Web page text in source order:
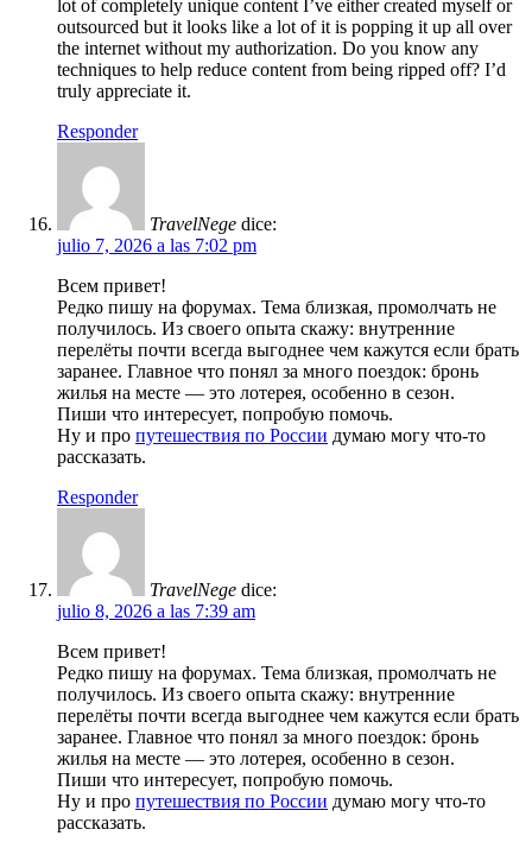
lot of completely unique content I’ve either created myself or
outsourced but it looks like a lot of it is popping it up all over
the internet without my authorization. Do you know any
techniques to help reduce content from being ripped off? I’d
truly appreciate it.
Responder
TravelNege dice:
julio 7, 2026 a las 7:02 pm
Всем привет!
Редко пишу на форумах. Тема близкая, промолчать не
получилось. Из своего опыта скажу: внутренние
перелёты почти всегда выгоднее чем кажутся если брать
заранее. Главное что понял за много поездок: бронь
жилья на месте — это лотерея, особенно в сезон.
Пиши что интересует, попробую помочь.
Ну и про путешествия по России думаю могу что-то
рассказать.
Responder
TravelNege dice:
julio 8, 2026 a las 7:39 am
Всем привет!
Редко пишу на форумах. Тема близкая, промолчать не
получилось. Из своего опыта скажу: внутренние
перелёты почти всегда выгоднее чем кажутся если брать
заранее. Главное что понял за много поездок: бронь
жилья на месте — это лотерея, особенно в сезон.
Пиши что интересует, попробую помочь.
Ну и про путешествия по России думаю могу что-то
рассказать.